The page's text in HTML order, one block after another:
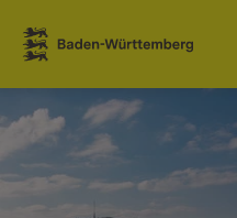
Sauter au contenu
Link zur Startseite